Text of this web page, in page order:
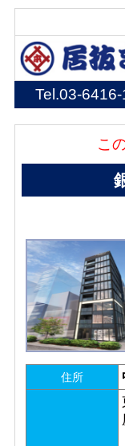
Tel.03-
こ
住所